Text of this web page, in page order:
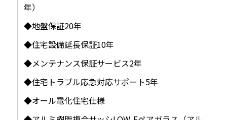
年）
◆地盤保証20年
◆住宅設備延長保証10年
◆メンテナンス保証サービス2年
◆住宅トラブル応急対応サポート5年
◆オール電化住宅仕様